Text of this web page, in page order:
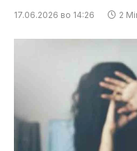
17.06.2026 во 14:26 2